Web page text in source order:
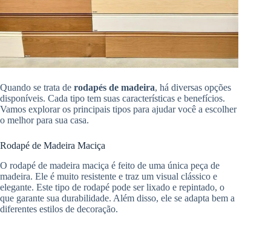
Quando se trata de rodapés de madeira, há diversas opções
disponíveis. Cada tipo tem suas características e benefícios.
Vamos explorar os principais tipos para ajudar você a escolher
o melhor para sua casa.
Rodapé de Madeira Maciça
O rodapé de madeira maciça é feito de uma única peça de
madeira. Ele é muito resistente e traz um visual clássico e
elegante. Este tipo de rodapé pode ser lixado e repintado, o
que garante sua durabilidade. Além disso, ele se adapta bem a
diferentes estilos de decoração.